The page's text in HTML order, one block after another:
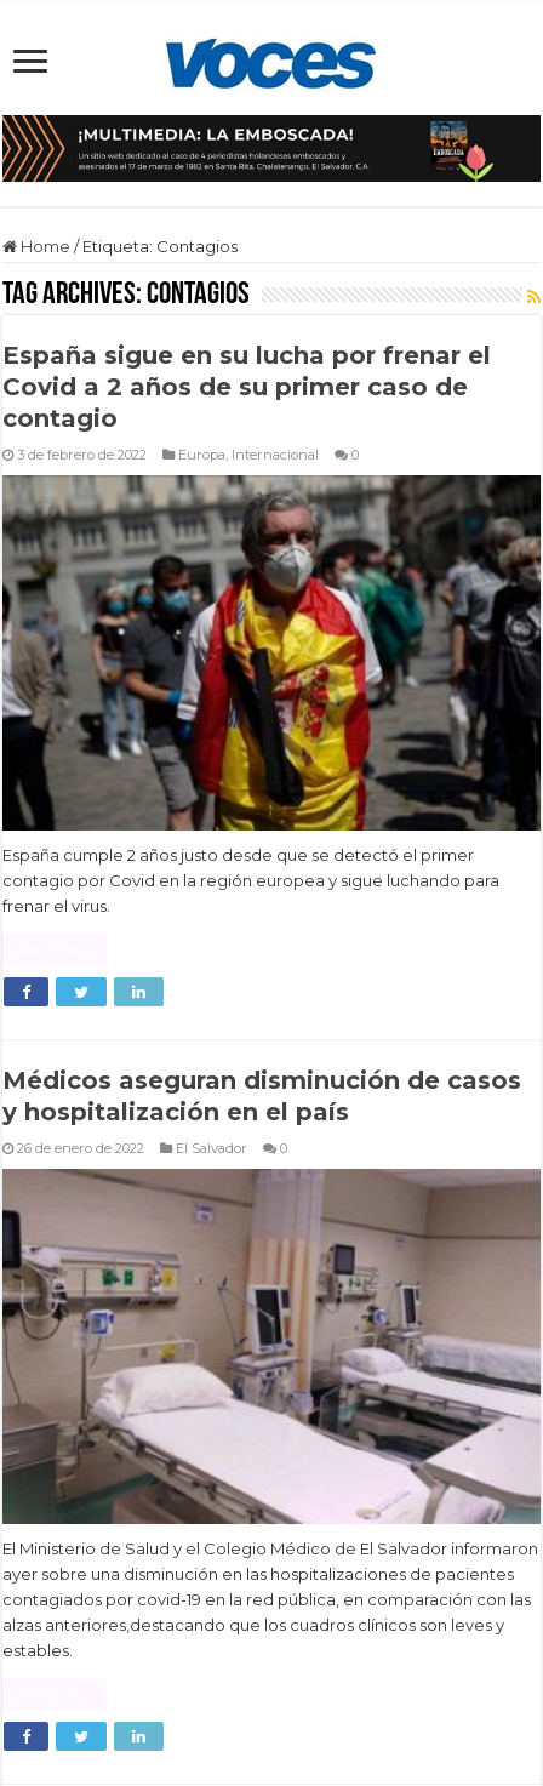
Home / Etiqueta: Contagios
Tag Archives:Contagios
España sigue en su lucha por frenar el
Covid a 2 años de su primer caso de
contagio
3 de febrero de 2022 Europa, Internacional 0
España cumple 2 años justo desde que se detectó el primer
contagio por Covid en la región europea y sigue luchando para
frenar el virus.
Médicos aseguran disminución de casos
y hospitalización en el país
26 de enero de 2022 El Salvador 0
El Ministerio de Salud y el Colegio Médico de El Salvador informaron
ayer sobre una disminución en las hospitalizaciones de pacientes
contagiados por covid-19 en la red pública, en comparación con las
alzas anteriores,destacando que los cuadros clínicos son leves y
estables.